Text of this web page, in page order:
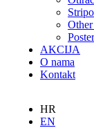
AKCIJA
O nama
Kontakt
HR
EN